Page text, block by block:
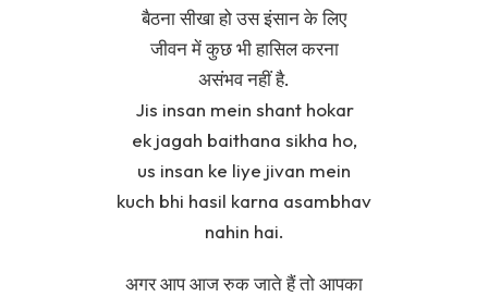
बैठना सीखा हो उस इंसान के लिए
जीवन में कुछ भी हासिल करना
असंभव नहीं है.
Jis insan mein shant hokar
ek jagah baithana sikha ho,
us insan ke liye jivan mein
kuch bhi hasil karna asambhav
nahin hai.
अगर आप आज रुक जाते हैं तो आपका